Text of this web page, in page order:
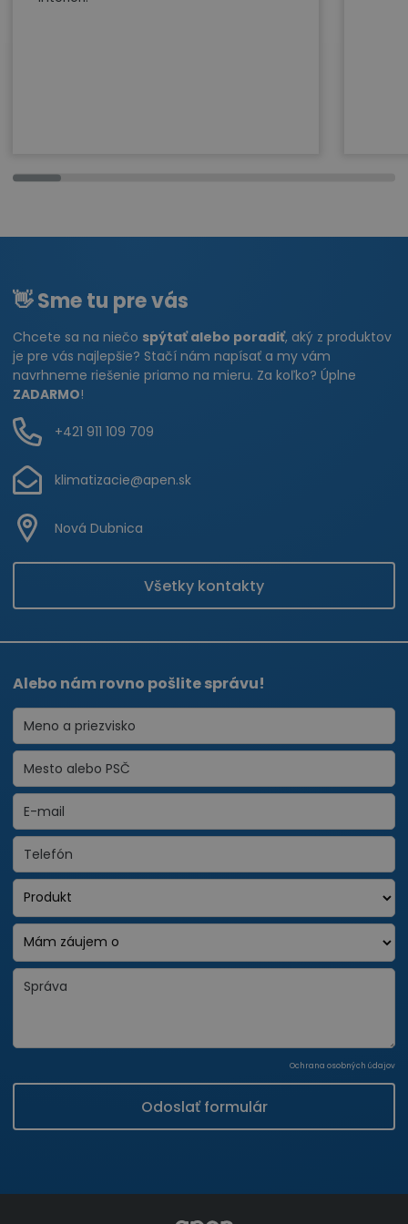
👋 Sme tu pre vás
Chcete sa na niečo spýtať alebo poradiť, aký z produktov
je pre vás najlepšie? Stačí nám napísať a my vám
navrhneme riešenie priamo na mieru. Za koľko? Úplne
ZADARMO!
+421 911 109 709
klimatizacie@apen.sk
Nová Dubnica
Všetky kontakty
Alebo nám rovno pošlite správu!
Ochrana osobných údajov
Odoslať formulár